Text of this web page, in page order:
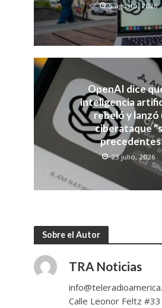
5 agosto, 2026
OpenAI dice
inteligencia
rebeló y lanzó
ciberataque
23 julio, 2026
Sobre el Autor
TRA Noticias
Calle Leonor Feltz